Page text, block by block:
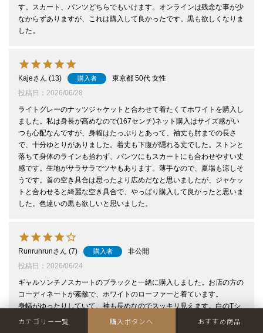
す。スカート、パンツどちらでもいけます。オンラインは残念な事が少
なからずありますが、これは購入して良かったです。黒も欲しくなりま
した。
Kaje 13 購入者 東京都 50代 女性
投稿日
2026/06/28
ライトグレーのナッツジャケットと合わせて着たくてホワイトを購入し
ました。私は身長が高めなので(167センチ)ネット購入はサイズ感がい
つも心配なんですが、身幅はたっぷりとあって、袖丈も肘までの長さ
で、十分ゆとりがありました。着丈も下腹が隠れる丈でした。ストンと
落ちて身体のラインも拾わず、パンツにもスカートにも合わせやすい丈
感です。生地がサラサラでツヤもあります。薄手なので、夏場も涼しそ
うです。首の空き具合は思ったより広めだなと思いましたが、ジャケッ
トと合わせると綺麗な空き具合で、やっぱり購入して良かったと思いま
した。色違いの黒も欲しいと思いました。
Runrunrun 7 購入者
非公開
投稿日
2026/06/24
ギャルソンチノスカートのブラックと一緒に購入しました。お店の方の
コーディネートが素敵で、ホワイトのローファーと着ています。
身幅がゆったりしていて、袖も長めなのでスッキリ見えます。白のTシ
ャツは簡単なようで、特に年齢を重ねると、襟元だったりなかなかしっ
カテゴリー一覧 購入ボタンへ おすすめ商品